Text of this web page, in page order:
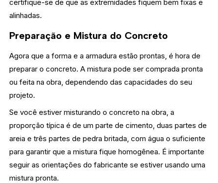
certifique-se de que as extremidades fiquem bem fixas e
alinhadas.
Preparação e Mistura do Concreto
Agora que a forma e a armadura estão prontas, é hora de
preparar o concreto. A mistura pode ser comprada pronta
ou feita na obra, dependendo das capacidades do seu
projeto.
Se você estiver misturando o concreto na obra, a
proporção típica é de um parte de cimento, duas partes de
areia e três partes de pedra britada, com água o suficiente
para garantir que a mistura fique homogênea. É importante
seguir as orientações do fabricante se estiver usando uma
mistura pronta.